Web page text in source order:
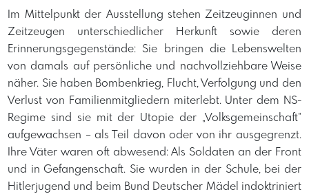
Im Mittelpunkt der Ausstellung stehen Zeitzeuginnen und
Zeitzeugen unterschiedlicher Herkunft sowie deren
Erinnerungsgegenstände: Sie bringen die Lebenswelten
von damals auf persönliche und nachvollziehbare Weise
näher. Sie haben Bombenkrieg, Flucht, Verfolgung und den
Verlust von Familienmitgliedern miterlebt. Unter dem NS-
Regime sind sie mit der Utopie der „Volksgemeinschaft“
aufgewachsen – als Teil davon oder von ihr ausgegrenzt.
Ihre Väter waren oft abwesend: Als Soldaten an der Front
und in Gefangenschaft. Sie wurden in der Schule, bei der
Hitlerjugend und beim Bund Deutscher Mädel indoktriniert